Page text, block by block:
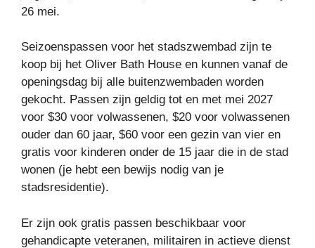
26 mei.
Seizoenspassen voor het stadszwembad zijn te
koop bij het Oliver Bath House en kunnen vanaf de
openingsdag bij alle buitenzwembaden worden
gekocht. Passen zijn geldig tot en met mei 2027
voor $30 voor volwassenen, $20 voor volwassenen
ouder dan 60 jaar, $60 voor een gezin van vier en
gratis voor kinderen onder de 15 jaar die in de stad
wonen (je hebt een bewijs nodig van je
stadsresidentie).
Er zijn ook gratis passen beschikbaar voor
gehandicapte veteranen, militairen in actieve dienst